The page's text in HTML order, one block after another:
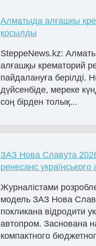
Алматыда алғашқы
қосылды
SteppeNews.kz:
алғашқы крематорий
пайдалануға берілді.
дүйсенбіде, мереке
соң бірден толық...
ЗАЗ Нова Славута
ренесанс
Журналістами
модель ЗАЗ Нова
покликана відродити
автопром. Заснована
компактного